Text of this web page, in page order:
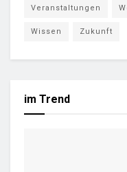
Veranstaltungen
Wissen Zukunft
im Trend